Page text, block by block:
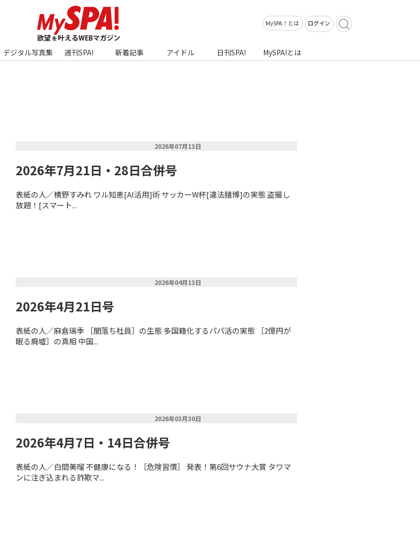
MySPA！とは ログイン
デジタル写真集 週刊SPA! 新着記事 アイドル 日刊SPA! MySPA!とは
2026年07月13日
2026年7月21日・28日合併号
表紙の人／横野すみれ ワル知恵[AI活用]術 サッカーW杯[違法賭博]の実態 盗撮し
放題！[スマート...
2026年04月13日
2026年4月21日号
表紙の人／麻倉瑞季 ［闇落ち社員］の生態 多国籍化するパパ活の実態 ［2億円が
眠る廃墟］の真相 中国...
2026年03月30日
2026年4月7日・14日合併号
表紙の人／白間美瑠 不健康になる！［危険習慣］ 発表！第6回サウナ大賞 タワマ
ンに注ぎ込まれる詐欺マ...